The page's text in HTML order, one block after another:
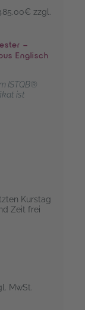
zzgl.
–
Englisch
ISTQB®
ist
Kurstag
Zeit frei
MwSt.